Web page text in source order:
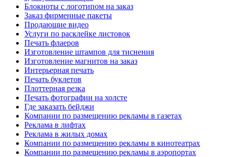
Блокноты с логотипом на заказ
Заказ фирменные пакеты
Продающие видео
Услуги по расклейке листовок
Печать флаеров
Изготовление штампов для тиснения
Изготовление магнитов на заказ
Интерьерная печать
Печать буклетов
Плоттерная резка
Печать фотографии на холсте
Где заказать бейджи
Компании по размещению рекламы в газетах
Реклама в лифтах
Реклама в жилых домах
Компании по размещению рекламы в кинотеатрах
Компании по размещению рекламы в аэропортах